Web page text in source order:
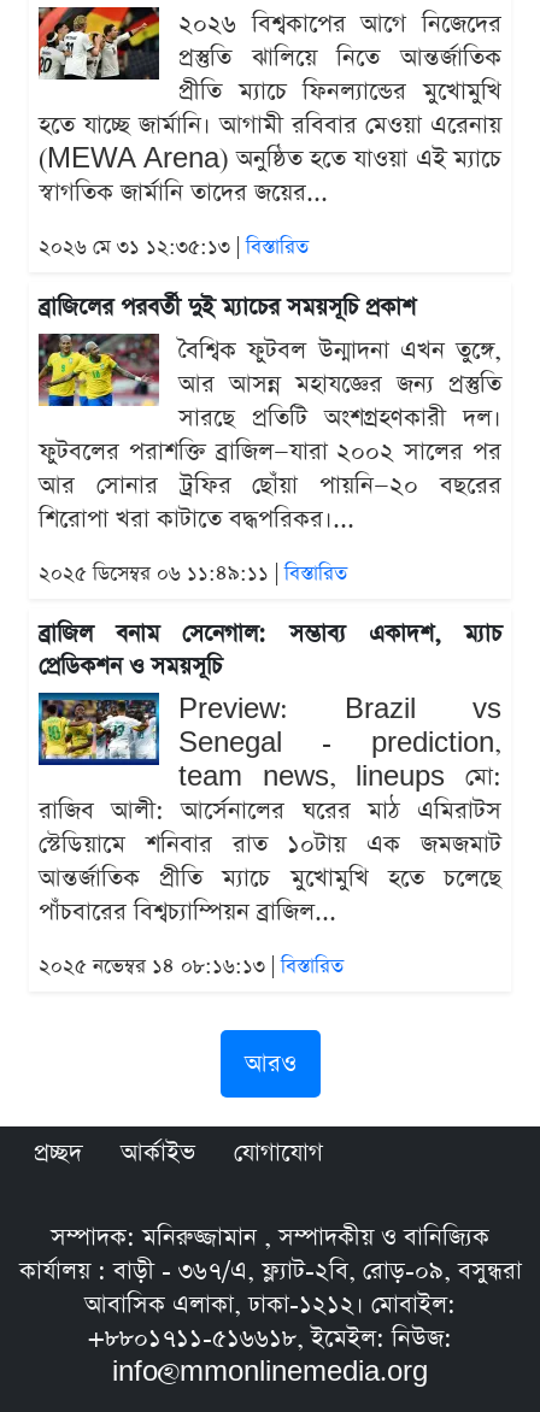
২০২৬ বিশ্বকাপের আগে নিজেদের
প্রস্তুতি ঝালিয়ে নিতে আন্তর্জাতিক
প্রীতি ম্যাচে ফিনল্যান্ডের মুখোমুখি
হতে যাচ্ছে জার্মানি। আগামী রবিবার মেওয়া এরেনায়
(MEWA Arena) অনুষ্ঠিত হতে যাওয়া এই ম্যাচে
স্বাগতিক জার্মানি তাদের জয়ের...
২০২৬ মে ৩১ ১২:৩৫:১৩ |বিস্তারিত
ব্রাজিলের পরবর্তী দুই ম্যাচের সময়সূচি প্রকাশ
বৈশ্বিক ফুটবল উন্মাদনা এখন তুঙ্গে,
আর আসন্ন মহাযজ্ঞের জন্য প্রস্তুতি
সারছে প্রতিটি অংশগ্রহণকারী দল।
ফুটবলের পরাশক্তি ব্রাজিল—যারা ২০০২ সালের পর
আর সোনার ট্রফির ছোঁয়া পায়নি—২০ বছরের
শিরোপা খরা কাটাতে বদ্ধপরিকর।...
২০২৫ ডিসেম্বর ০৬ ১১:৪৯:১১ |বিস্তারিত
ব্রাজিল বনাম সেনেগাল: সম্ভাব্য একাদশ, ম্যাচ
প্রেডিকশন ও সময়সূচি
Preview: Brazil vs
Senegal - prediction,
team news, lineups মো:
রাজিব আলী: আর্সেনালের ঘরের মাঠ এমিরাটস
স্টেডিয়ামে শনিবার রাত ১০টায় এক জমজমাট
আন্তর্জাতিক প্রীতি ম্যাচে মুখোমুখি হতে চলেছে
পাঁচবারের বিশ্বচ্যাম্পিয়ন ব্রাজিল...
২০২৫ নভেম্বর ১৪ ০৮:১৬:১৩ |বিস্তারিত
আরও
প্রচ্ছদ আর্কাইভ যোগাযোগ
সম্পাদক: মনিরুজ্জামান , সম্পাদকীয় ও বানিজ্যিক
কার্যালয় : বাড়ী - ৩৬৭/এ, ফ্ল্যাট-২বি, রোড়-০৯, বসুন্ধরা
আবাসিক এলাকা, ঢাকা-১২১২। মোবাইল:
+৮৮০১৭১১-৫১৬৬১৮, ইমেইল: নিউজ:
info@mmonlinemedia.org